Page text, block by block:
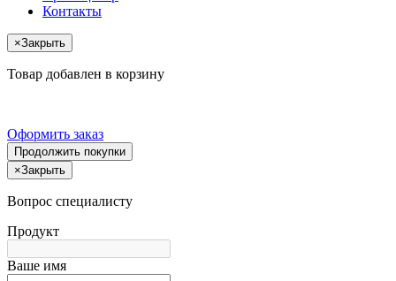
Контакты
×Закрыть
Товар добавлен в корзину
Оформить заказ
Продолжить покупки
×Закрыть
Вопрос специалисту
Продукт
Ваше имя